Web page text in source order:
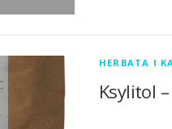
HERBATA I
Ksylitol